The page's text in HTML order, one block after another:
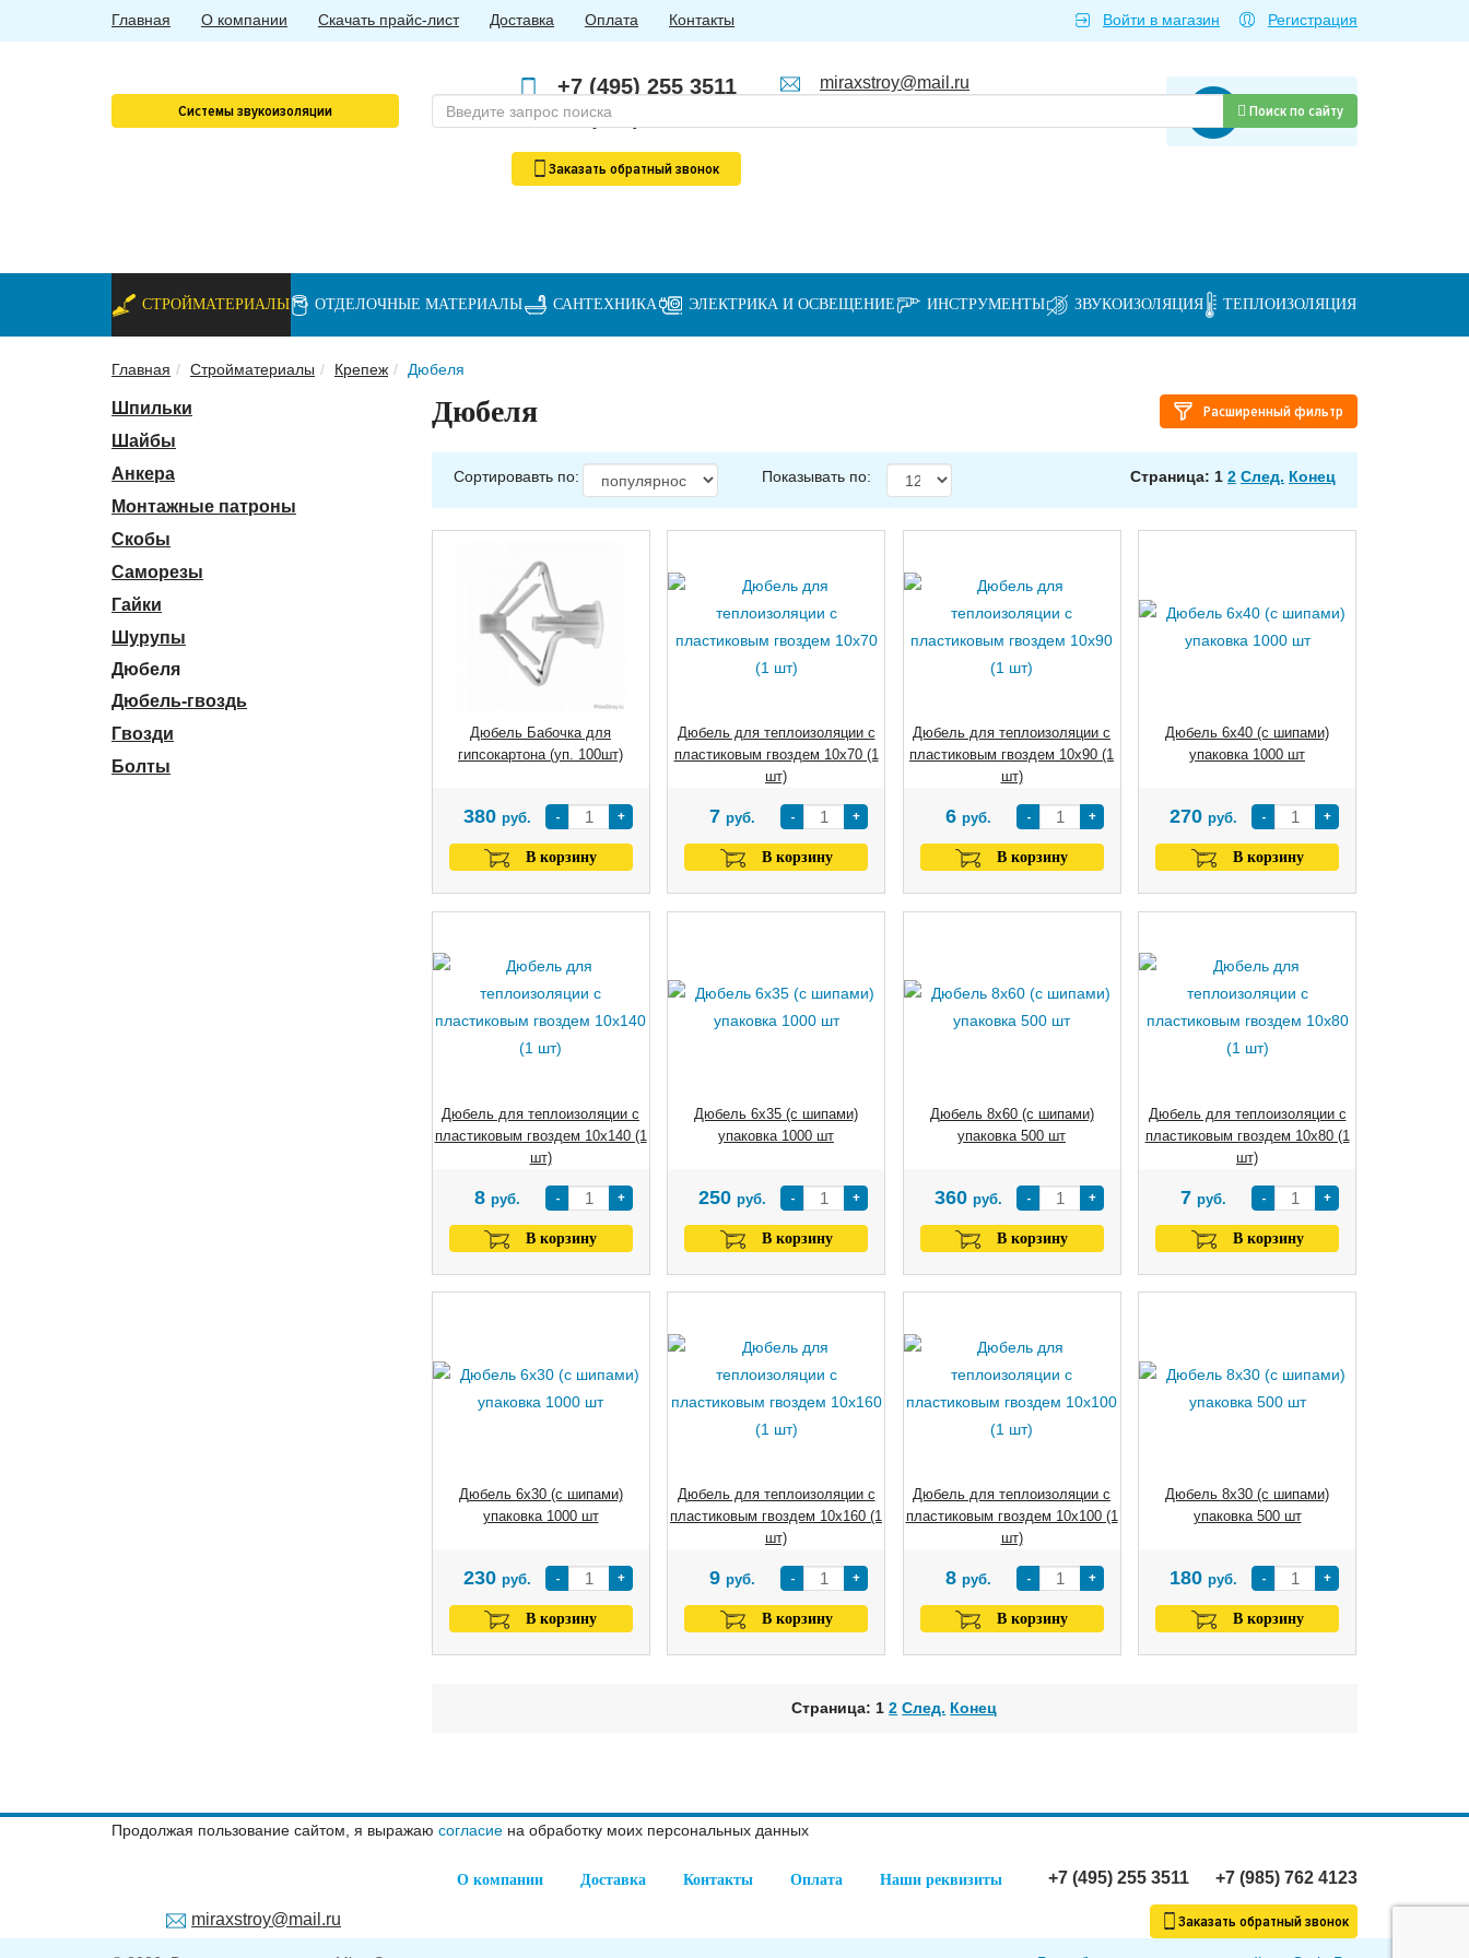
СТРОЙМАТЕРИАЛЫ ОТДЕЛОЧНЫЕ МАТЕРИАЛЫ САНТЕХНИКА ЭЛЕКТРИКА И ОСВЕЩЕНИЕ ИНСТРУМЕНТЫ ЗВУКОИЗОЛЯЦИЯ ТЕПЛОИЗОЛЯЦИЯ
Главная О компании Скачать прайс-лист Доставка Оплата Контакты Войти в магазин Регистрация
Товаров нет
+7 (495) 255 3511
+7 (985) 762 4123
Заказать обратныйзвонок
miraxstroy@mail.ru
Системы звукоизоляции
Поиск по сайту
Главная Стройматериалы Крепеж Дюбеля
Шпильки
Шайбы
Анкера
Монтажные патроны
Скобы
Саморезы
Гайки
Шурупы
Дюбеля
Дюбель-гвоздь
Гвозди
Болты
Расширенный фильтр
Дюбеля
Сортировавть по: Показывать по: Страница: 1 2 След. Конец
Дюбель Бабочка для
гипсокартона (уп. 100шт)
- +
380 руб.
В корзину
Дюбель для теплоизоляции с
пластиковым гвоздем 10х70 (1
шт)
- +
7 руб.
В корзину
Дюбель для теплоизоляции с
пластиковым гвоздем 10х90 (1
шт)
- +
6 руб.
В корзину
Дюбель 6х40 (с шипами)
упаковка 1000 шт
- +
270 руб.
В корзину
Дюбель для теплоизоляции с
пластиковым гвоздем 10х140 (1
шт)
- +
8 руб.
В корзину
Дюбель 6х35 (с шипами)
упаковка 1000 шт
- +
250 руб.
В корзину
Дюбель 8х60 (с шипами)
упаковка 500 шт
- +
360 руб.
В корзину
Дюбель для теплоизоляции с
пластиковым гвоздем 10х80 (1
шт)
- +
7 руб.
В корзину
Дюбель 6х30 (с шипами)
упаковка 1000 шт
- +
230 руб.
В корзину
Дюбель для теплоизоляции с
пластиковым гвоздем 10х160 (1
шт)
- +
9 руб.
В корзину
Дюбель для теплоизоляции с
пластиковым гвоздем 10х100 (1
шт)
- +
8 руб.
В корзину
Дюбель 8х30 (с шипами)
упаковка 500 шт
- +
180 руб.
В корзину
Страница: 12 След. Конец
О компании Доставка Контакты Оплата Наши реквизиты +7 (495) 255 3511 +7 (985) 762 4123
Заказать обратный звонок
miraxstroy@mail.ru
Продолжая пользование сайтом, я выражаю согласие на обработку моих персональных данных